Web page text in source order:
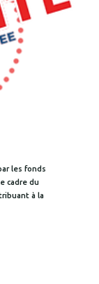
les fonds
cadre du
à la